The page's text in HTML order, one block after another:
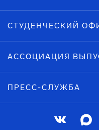
СТУДЕНЧЕСКИЙ
АССОЦИАЦИЯ
ПРЕСС-СЛУЖБА